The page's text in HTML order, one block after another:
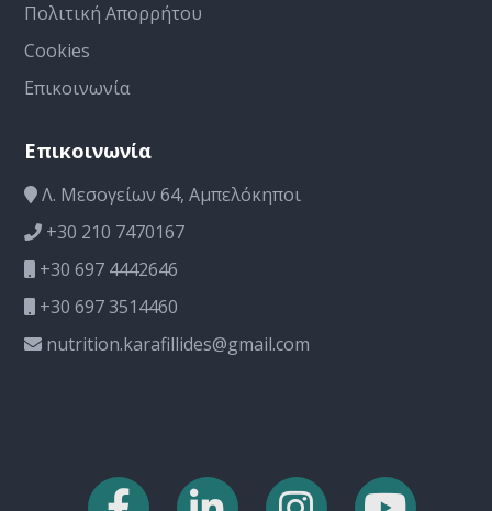
Πολιτική Απορρήτου
Cookies
Επικοινωνία
Επικοινωνία
Λ. Μεσογείων 64, Αμπελόκηποι
+30 210 7470167
+30 697 4442646
+30 697 3514460
nutrition.karafillides@gmail.com